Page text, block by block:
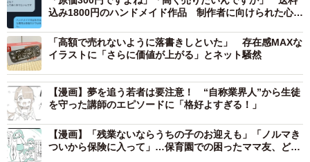
込み1800円のハンドメイド作品 制作者に向けられた心な
「高額で売れないように落書きしといた」 存在感MAXな
イラストに「さらに価値が上がる」とネット騒然
【漫画】夢を追う若者は要注意！ “自称業界人”から生徒
を守った講師のエピソードに「格好よすぎる！」
【漫画】「残業ないならうちの子のお迎えも」「ノルマき
ついから保険に入って」…保育園での困ったママ友、どう